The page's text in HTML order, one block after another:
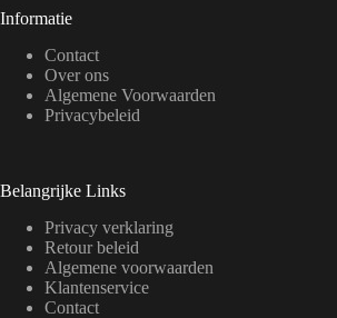
Informatie
Contact
Over ons
Algemene Voorwaarden
Privacybeleid
Belangrijke Links
Privacy verklaring
Retour beleid
Algemene voorwaarden
Klantenservice
Contact